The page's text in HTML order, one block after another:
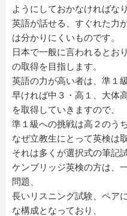
ようにしておかなければな
英語が話せる、すぐれた力
は分かりにくいものです。
日本で一般に言われるとお
の取得を目指します。
英語の力が高い者は、準１
早ければ中３・高１、大体
を取得していきますので、
準１級への挑戦は高２のう
なぜ立教生にとって英検は
それは多くが選択式の筆記
ケンブリッジ英検の方は、
問題、
長いリスニング試験、ペア
な構成となっており、